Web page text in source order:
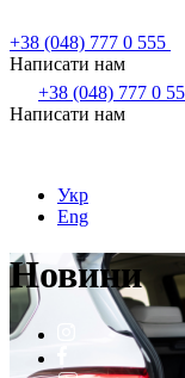
+38 (048) 777 0 555
Написати нам
+38 (048) 777 0
Написати нам
Укр
Eng
Новини